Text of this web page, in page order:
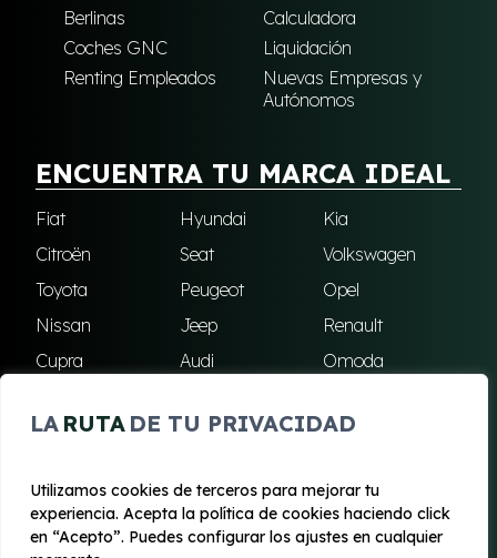
LA RUTA DE TU PRIVACIDAD
Utilizamos cookies de terceros para mejorar tu
experiencia. Acepta la política de cookies haciendo click
en “Acepto”. Puedes configurar los ajustes en cualquier
Berlinas
Calculadora
Coches GNC
Liquidación
Renting Empleados
Nuevas Empresas y
Autónomos
ENCUENTRA TU MARCA IDEAL
Fiat Hyundai
Kia
Citroën
Seat
Volkswagen
Toyota
Peugeot
Opel
Nissan
Jeep
Renault
Cupra
Audi
Omoda
Skoda
Ford Todas las marcas
© 2020 - 2026 Renting Mallorca